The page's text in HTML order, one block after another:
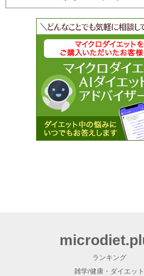
ランキング
雑学/健康・ダイエット